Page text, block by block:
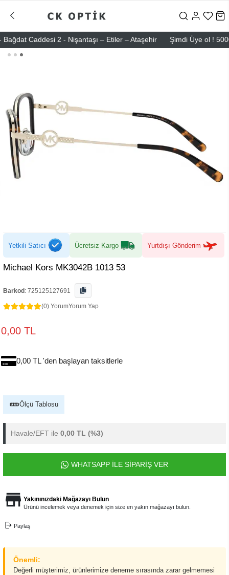
Caddesi 2 - Nişantaşı – Etiler – Ataşehir Şimdi Üye ol ! 5000
Yetkili Satıcı Ücretsiz Kargo Yurtdışı Gönderim
Michael Kors MK3042B 1013 53
Barkod : 725125127691
(0) YorumYorum Yap
0,00 TL
0,00 TL 'den başlayan taksitlerle
Ölçü Tablosu
Havale/EFT ile 0,00 TL (%3)
WHATSAPP İLE SİPARİŞ VER
Yakınınızdaki Mağazayı Bulun
Ürünü incelemek veya denemek için size en yakın mağazayı bulun.
Paylaş
Önemli:
Değerli müşterimiz, ürünlerimize deneme sırasında zarar gelmemesi